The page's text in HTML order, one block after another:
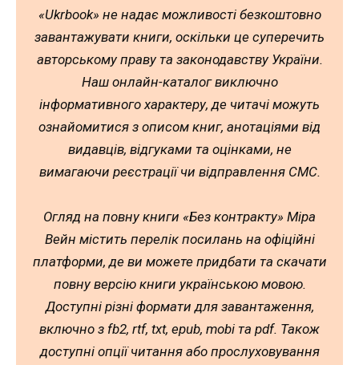
«Ukrbook» не надає можливості безкоштовно
завантажувати книги, оскільки це суперечить
авторському праву та законодавству України.
Наш онлайн-каталог виключно
інформативного характеру, де читачі можуть
ознайомитися з описом книг, анотаціями від
видавців, відгуками та оцінками, не
вимагаючи реєстрації чи відправлення СМС.
Огляд на повну книги «Без контракту» Міра
Вейн містить перелік посилань на офіційні
платформи, де ви можете придбати та скачати
повну версію книги українською мовою.
Доступні різні формати для завантаження,
включно з fb2, rtf, txt, epub, mobi та pdf. Також
доступні опції читання або прослуховування